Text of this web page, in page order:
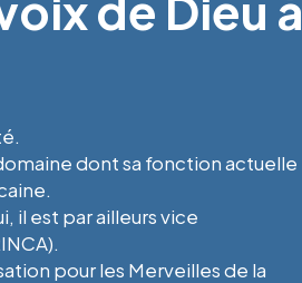
dont sa fonction actuelle
il est par ailleurs vice
pour les Merveilles de la